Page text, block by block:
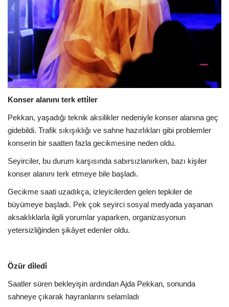
Konser alanını terk etti̇ler
Pekkan, yaşadığı teknik aksilikler nedeniyle konser alanına geç
gidebildi. Trafik sıkışıklığı ve sahne hazırlıkları gibi problemler
konserin bir saatten fazla gecikmesine neden oldu.
Seyirciler, bu durum karşısında sabırsızlanırken, bazı kişiler
konser alanını terk etmeye bile başladı.
Gecikme saati uzadıkça, izleyicilerden gelen tepkiler de
büyümeye başladı. Pek çok seyirci sosyal medyada yaşanan
aksaklıklarla ilgili yorumlar yaparken, organizasyonun
yetersizliğinden şikâyet edenler oldu.
Özür di̇ledi̇
Saatler süren bekleyişin ardından Ajda Pekkan, sonunda
sahneye çıkarak hayranlarını selamladı